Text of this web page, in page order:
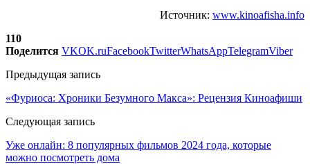
Источник: www.kinoafisha.info
110
Поделится VKOK.ruFacebookTwitterWhatsAppTelegramViber
Предыдущая запись
«Фуриоса: Хроники Безумного Макса»: Рецензия Киноафиши
Следующая запись
Уже онлайн: 8 популярных фильмов 2024 года, которые
можно посмотреть дома